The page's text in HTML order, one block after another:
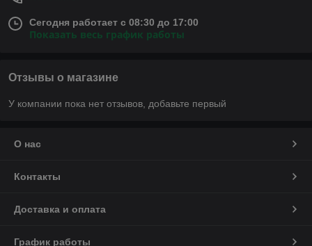
Сегодня работает с 08:30 до 17:00
Показать весь график работы
Отзывы о магазине
У компании пока нет отзывов, добавьте первый
О нас
Контакты
Доставка и оплата
График работы